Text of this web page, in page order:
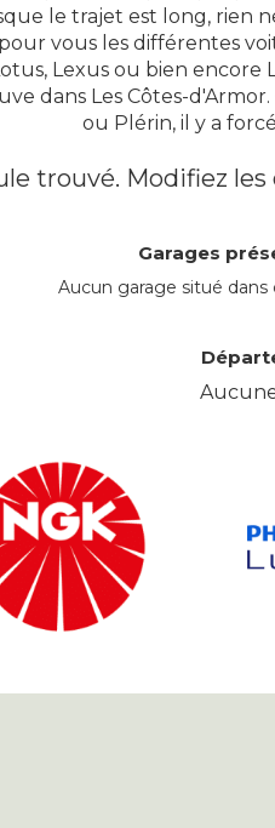
le trajet est long, rien
vous les différentes
Lexus ou bien
dans Les Côtes-
ou Plérin, il y a
trouvé. Modifiez
Garages
Aucun garage situé